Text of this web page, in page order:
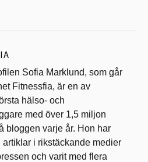
Sofia Marklund, som går
Fitnessfia, är en av
hälso- och
med över 1,5 miljon
bloggen varje år. Hon har
artiklar i rikstäckande medier
och varit med flera